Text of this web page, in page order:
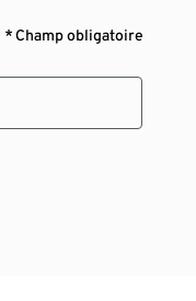
* Champ obligatoire